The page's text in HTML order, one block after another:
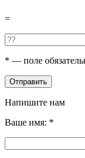
=
* — поле
Отправить
Напишите нам
Ваше имя: *